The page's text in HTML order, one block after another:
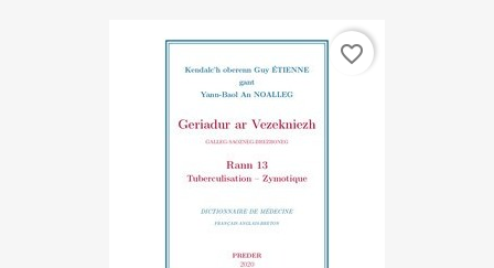
favorite_border